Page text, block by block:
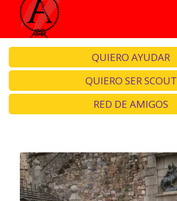
QUIERO AYUDAR
QUIERO SER SCOUT
RED DE AMIGOS